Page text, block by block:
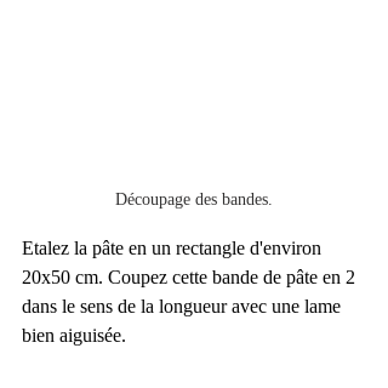
Découpage des bandes.
Etalez la pâte en un rectangle d'environ
20x50 cm. Coupez cette bande de pâte en 2
dans le sens de la longueur avec une lame
bien aiguisée.